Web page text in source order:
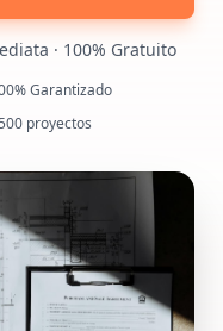
· 100% Gratuito
Garantizado
proyectos